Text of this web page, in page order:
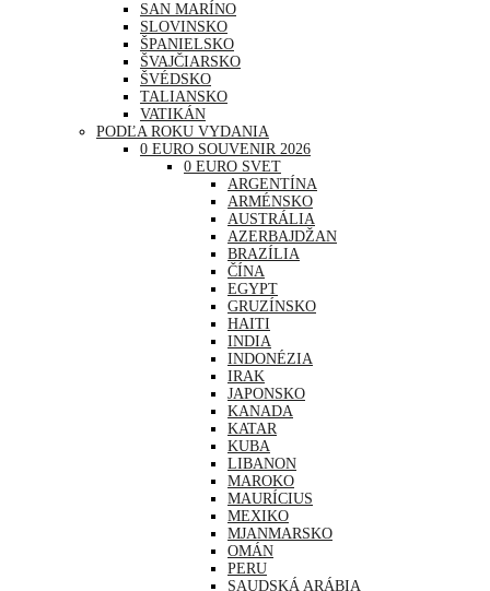
SAN MARÍNO
SLOVINSKO
ŠPANIELSKO
ŠVAJČIARSKO
ŠVÉDSKO
TALIANSKO
VATIKÁN
PODĽA ROKU VYDANIA
0 EURO SOUVENIR 2026
0 EURO SVET
ARGENTÍNA
ARMÉNSKO
AUSTRÁLIA
AZERBAJDŽAN
BRAZÍLIA
ČÍNA
EGYPT
GRUZÍNSKO
HAITI
INDIA
INDONÉZIA
IRAK
JAPONSKO
KANADA
KATAR
KUBA
LIBANON
MAROKO
MAURÍCIUS
MEXIKO
MJANMARSKO
OMÁN
PERU
SAUDSKÁ ARÁBIA